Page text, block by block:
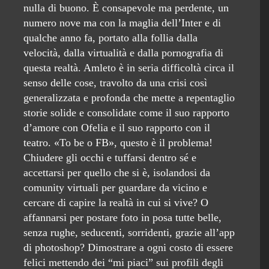
nulla di buono. È consapevole ma perdente, un
numero nove ma con la maglia dell’Inter e di
qualche anno fa, portato alla follia dalla
velocità, dalla virtualità e dalla pornografia di
questa realtà. Amleto è in seria difficoltà circa il
senso delle cose, travolto da una crisi così
generalizzata e profonda che mette a repentaglio
storie solide e consolidate come il suo rapporto
d’amore con Ofelia e il suo rapporto con il
teatro. «To be o FB», questo è il problema!
Chiudere gli occhi e tuffarsi dentro sé e
accettarsi per quello che si è, isolandosi da
comunity virtuali per guardare da vicino e
cercare di capire la realtà in cui si vive? O
affannarsi per postare foto in posa tutte belle,
senza rughe, seducenti, sorridenti, grazie all’app
di photoshop? Dimostrare a ogni costo di essere
felici mettendo dei “mi piaci” sui profili degli